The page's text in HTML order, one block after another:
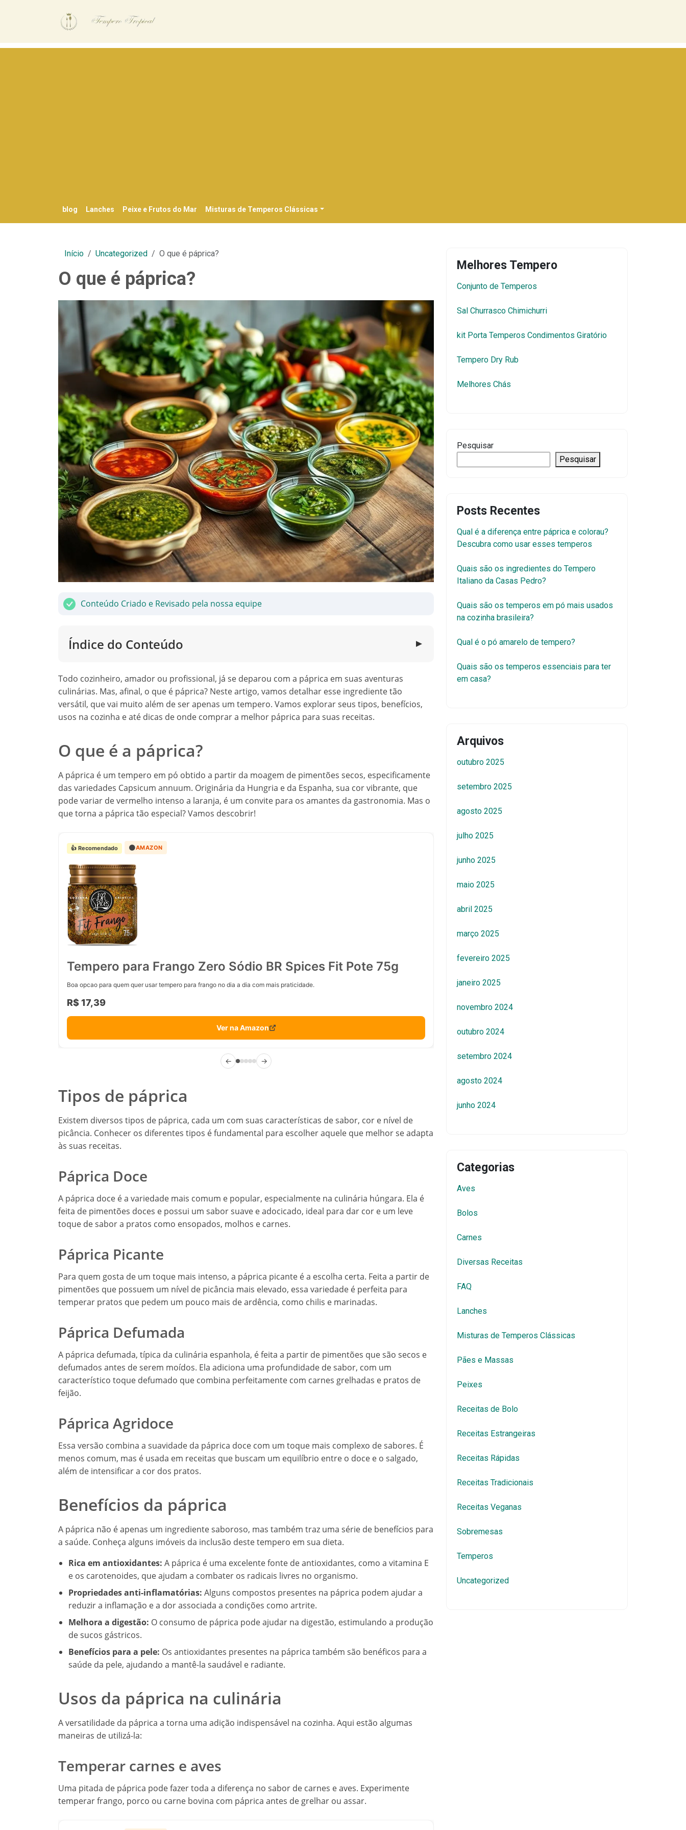
blog Lanches Peixe e Frutos do Mar Misturas de Temperos Clássicas
Início Uncategorized O que é páprica?
O que é páprica?
Conteúdo Criado e Revisado pela nossa equipe
Índice do Conteúdo ▼
Todo cozinheiro, amador ou profissional, já se deparou com a páprica em suas aventuras
culinárias. Mas, afinal, o que é páprica? Neste artigo, vamos detalhar esse ingrediente tão
versátil, que vai muito além de ser apenas um tempero. Vamos explorar seus tipos, benefícios,
usos na cozinha e até dicas de onde comprar a melhor páprica para suas receitas.
O que é a páprica?
A páprica é um tempero em pó obtido a partir da moagem de pimentões secos, especificamente
das variedades Capsicum annuum. Originária da Hungria e da Espanha, sua cor vibrante, que
pode variar de vermelho intenso a laranja, é um convite para os amantes da gastronomia. Mas o
que torna a páprica tão especial? Vamos descobrir!
👍 Recomendado 🟠AMAZON
Tempero para Frango Zero Sódio BR Spices Fit Pote 75g
Boa opcao para quem quer usar tempero para frango no dia a dia com mais praticidade.
R$ 17,39
Ver na Amazon
← →
Tipos de páprica
Existem diversos tipos de páprica, cada um com suas características de sabor, cor e nível de
picância. Conhecer os diferentes tipos é fundamental para escolher aquele que melhor se adapta
às suas receitas.
Páprica Doce
A páprica doce é a variedade mais comum e popular, especialmente na culinária húngara. Ela é
feita de pimentões doces e possui um sabor suave e adocicado, ideal para dar cor e um leve
toque de sabor a pratos como ensopados, molhos e carnes.
Páprica Picante
Para quem gosta de um toque mais intenso, a páprica picante é a escolha certa. Feita a partir de
pimentões que possuem um nível de picância mais elevado, essa variedade é perfeita para
temperar pratos que pedem um pouco mais de ardência, como chilis e marinadas.
Páprica Defumada
A páprica defumada, típica da culinária espanhola, é feita a partir de pimentões que são secos e
defumados antes de serem moídos. Ela adiciona uma profundidade de sabor, com um
característico toque defumado que combina perfeitamente com carnes grelhadas e pratos de
feijão.
Páprica Agridoce
Essa versão combina a suavidade da páprica doce com um toque mais complexo de sabores. É
menos comum, mas é usada em receitas que buscam um equilíbrio entre o doce e o salgado,
além de intensificar a cor dos pratos.
Benefícios da páprica
A páprica não é apenas um ingrediente saboroso, mas também traz uma série de benefícios para
a saúde. Conheça alguns imóveis da inclusão deste tempero em sua dieta.
Rica em antioxidantes: A páprica é uma excelente fonte de antioxidantes, como a vitamina E
e os carotenoides, que ajudam a combater os radicais livres no organismo.
Propriedades anti-inflamatórias: Alguns compostos presentes na páprica podem ajudar a
reduzir a inflamação e a dor associada a condições como artrite.
Melhora a digestão: O consumo de páprica pode ajudar na digestão, estimulando a produção
de sucos gástricos.
Benefícios para a pele: Os antioxidantes presentes na páprica também são benéficos para a
saúde da pele, ajudando a mantê-la saudável e radiante.
Usos da páprica na culinária
A versatilidade da páprica a torna uma adição indispensável na cozinha. Aqui estão algumas
maneiras de utilizá-la:
Temperar carnes e aves
Uma pitada de páprica pode fazer toda a diferença no sabor de carnes e aves. Experimente
temperar frango, porco ou carne bovina com páprica antes de grelhar ou assar.
Melhores Tempero
Conjunto de Temperos
Sal Churrasco Chimichurri
kit Porta Temperos Condimentos Giratório
Tempero Dry Rub
Melhores Chás
Pesquisar
Pesquisar
Posts Recentes
Qual é a diferença entre páprica e colorau?
Descubra como usar esses temperos
Quais são os ingredientes do Tempero
Italiano da Casas Pedro?
Quais são os temperos em pó mais usados
na cozinha brasileira?
Qual é o pó amarelo de tempero?
Quais são os temperos essenciais para ter
em casa?
Arquivos
outubro 2025
setembro 2025
agosto 2025
julho 2025
junho 2025
maio 2025
abril 2025
março 2025
fevereiro 2025
janeiro 2025
novembro 2024
outubro 2024
setembro 2024
agosto 2024
junho 2024
Categorias
Aves
Bolos
Carnes
Diversas Receitas
FAQ
Lanches
Misturas de Temperos Clássicas
Pães e Massas
Peixes
Receitas de Bolo
Receitas Estrangeiras
Receitas Rápidas
Receitas Tradicionais
Receitas Veganas
Sobremesas
Temperos
Uncategorized